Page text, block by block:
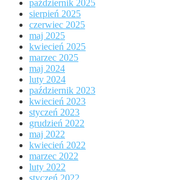
październik 2025
sierpień 2025
czerwiec 2025
maj 2025
kwiecień 2025
marzec 2025
maj 2024
luty 2024
październik 2023
kwiecień 2023
styczeń 2023
grudzień 2022
maj 2022
kwiecień 2022
marzec 2022
luty 2022